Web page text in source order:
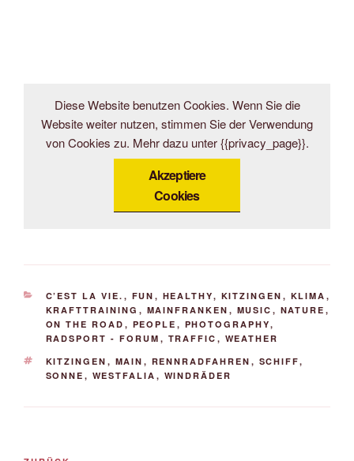
Diese Website benutzen Cookies. Wenn Sie die
Website weiter nutzen, stimmen Sie der Verwendung
von Cookies zu. Mehr dazu unter {{privacy_page}}.
Akzeptiere
Cookies
KATEGORIEN
C’EST LA VIE. , FUN , HEALTHY, KITZINGEN , KLIMA ,
KRAFTTRAINING , MAINFRANKEN , MUSIC , NATURE ,
ON THE ROAD , PEOPLE , PHOTOGRAPHY,
RADSPORT - FORUM , TRAFFIC , WEATHER
SCHLAGWÖRTER
KITZINGEN , MAIN , RENNRADFAHREN , SCHIFF,
SONNE , WESTFALIA , WINDRÄDER
Beitrags-